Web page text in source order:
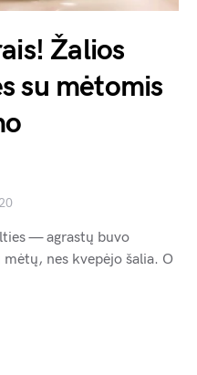
Žalios
su mėtomis
— agrastų buvo
nes kvepėjo šalia. O